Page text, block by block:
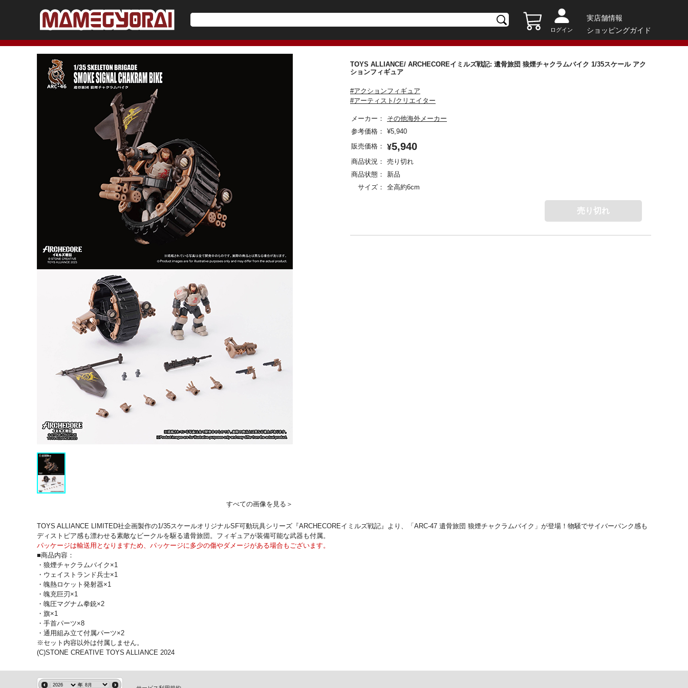
ログイン
実店舗情報
ショッピングガイド
すべての画像を見る＞
TOYS ALLIANCE/ ARCHECOREイミルズ戦記: 遺骨旅団 狼煙チャクラムバイク 1/35スケール アク
ションフィギュア
#アクションフィギュア
#アーティスト/クリエイター
メーカー：
その他海外メーカー
参考価格：
¥5,940
販売価格：
¥5,940
商品状況：
売り切れ
商品状態：
新品
サイズ：
全高約6cm
売り切れ
TOYS ALLIANCE LIMITED社企画製作の1/35スケールオリジナルSF可動玩具シリーズ『ARCHECOREイミルズ戦記』より、「ARC-47 遺骨旅団 狼煙チャクラムバイク」が登場！物騒でサイバーパンク感も
ディストピア感も漂わせる素敵なビークルを駆る遺骨旅団。フィギュアが装備可能な武器も付属。
パッケージは輸送用となりますため、パッケージに多少の傷やダメージがある場合もございます。
■商品内容：
・狼煙チャクラムバイク×1
・ウェイストランド兵士×1
・魄熱ロケット発射器×1
・魄充巨刃×1
・魄圧マグナム拳銃×2
・旗×1
・手首パーツ×8
・通用組み立て付属パーツ×2
※セット内容以外は付属しません。
(C)STONE CREATIVE TOYS ALLIANCE 2024
年